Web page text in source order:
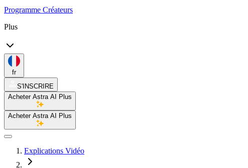
Programme Créateurs
Plus
fr
S'INSCRIRE
Acheter Astra AI Plus
Acheter Astra AI Plus
Explications Vidéo